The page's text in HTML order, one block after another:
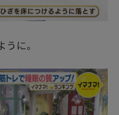
に。